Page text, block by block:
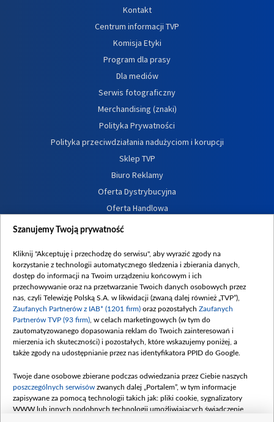
Kontakt
Centrum informacji TVP
Komisja Etyki
Program dla prasy
Dla mediów
Serwis fotograficzny
Merchandising (znaki)
Polityka Prywatności
Polityka przeciwdziałania nadużyciom i korupcji
Sklep TVP
Biuro Reklamy
Oferta Dystrybucyjna
Oferta Handlowa
Dostępność
Procedura zgłoszeń wewnętrznych
Szanujemy Twoją prywatność
Kliknij "Akceptuję i przechodzę do serwisu", aby wyrazić zgody na
korzystanie z technologii automatycznego śledzenia i zbierania danych,
dostęp do informacji na Twoim urządzeniu końcowym i ich
przechowywanie oraz na przetwarzanie Twoich danych osobowych przez
nas, czyli Telewizję Polską S.A. w likwidacji (zwaną dalej również „TVP”),
Zaufanych Partnerów z IAB* (1201 firm) oraz pozostałych Zaufanych
Partnerów TVP (93 firm) , w celach marketingowych (w tym do
zautomatyzowanego dopasowania reklam do Twoich zainteresowań i
mierzenia ich skuteczności) i pozostałych, które wskazujemy poniżej, a
także zgody na udostępnianie przez nas identyfikatora PPID do Google.
Twoje dane osobowe zbierane podczas odwiedzania przez Ciebie naszych
poszczególnych serwisów zwanych dalej „Portalem”, w tym informacje
zapisywane za pomocą technologii takich jak: pliki cookie, sygnalizatory
WWW lub innych podobnych technologii umożliwiających świadczenie